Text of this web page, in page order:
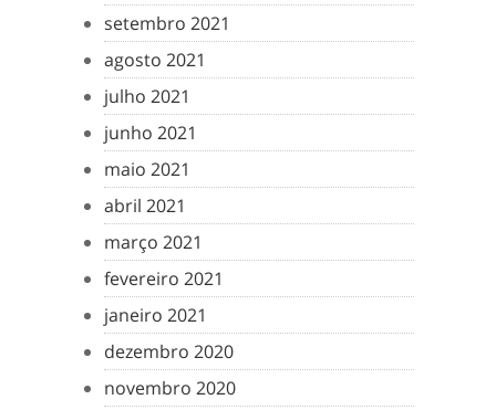
setembro 2021
agosto 2021
julho 2021
junho 2021
maio 2021
abril 2021
março 2021
fevereiro 2021
janeiro 2021
dezembro 2020
novembro 2020